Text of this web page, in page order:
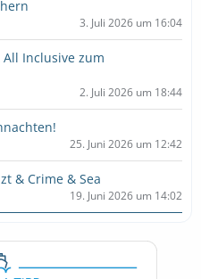
3. Juli 2026 um 16:04
Inclusive zum
2. Juli 2026 um 18:44
25. Juni 2026 um 12:42
& Crime & Sea
19. Juni 2026 um 14:02